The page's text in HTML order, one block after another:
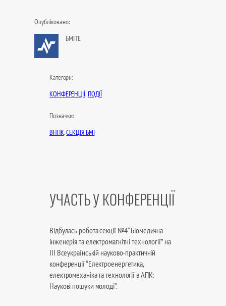
Опубліковано:
БМІТЕ
Категорії:
КОНФЕРЕНЦІЇ, ПОДІЇ
Позначки:
ВНПК, СЕКЦІЯ БМІ
УЧАСТЬ У КОНФЕРЕНЦІЇ
Відбулась робота секції №4 “Біомедична
інженерія та електромагнітні технології” на
ІІI Всеукраїнській науково-практичній
конференції “Електроенергетика,
електромеханіка та технології в АПК:
Наукові пошуки молоді”.